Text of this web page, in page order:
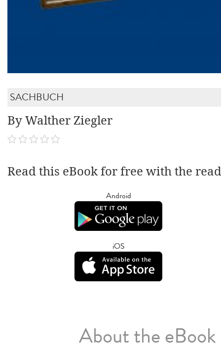
SACHBUCH
By Walther Ziegler
Read this eBook for free with the
Android
iOS
About the eBook